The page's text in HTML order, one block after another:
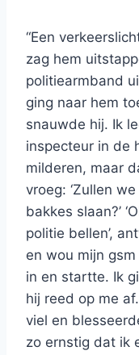
“Een
zag hem
politiearmband
ging naar hem
snauwde hij. Ik
inspecteur in de
milderen, maar
vroeg: ‘Zullen
bakkes slaan?’
politie bellen’,
en wou mijn
in en startte. Ik
hij reed op me
viel en
zo ernstig dat ik